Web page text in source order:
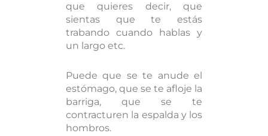
que quieres decir, que
sientas que te estás
trabando cuando hablas y
un largo etc.
Puede que se te anude el
estómago, que se te afloje la
barriga, que se te
contracturen la espalda y los
hombros.